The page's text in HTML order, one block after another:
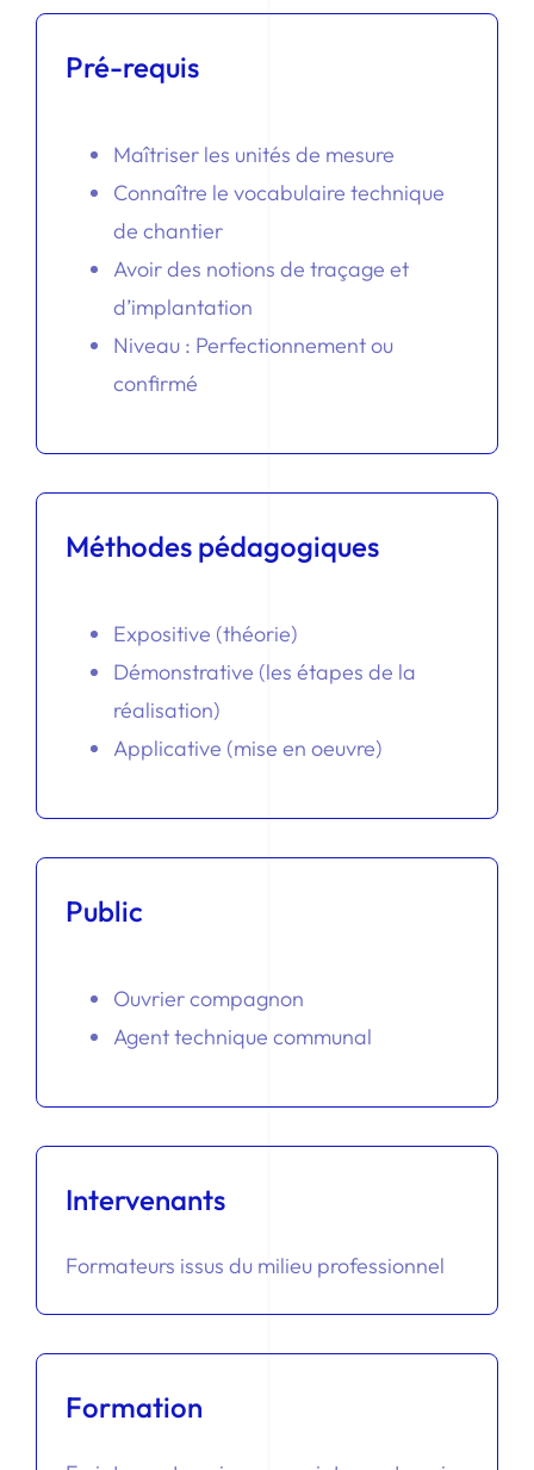
Pré-requis
Maîtriser les unités de mesure
Connaître le vocabulaire technique
de chantier
Avoir des notions de traçage et
d’implantation
Niveau : Perfectionnement ou
confirmé
Méthodes pédagogiques
Expositive (théorie)
Démonstrative (les étapes de la
réalisation)
Applicative (mise en oeuvre)
Public
Ouvrier compagnon
Agent technique communal
Intervenants
Formateurs issus du milieu professionnel
Formation